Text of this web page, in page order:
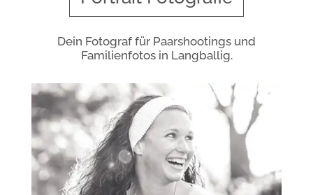
Dein Fotograf für Paarshootings und
Familienfotos in Langballig.